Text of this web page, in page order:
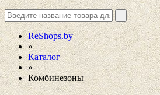
ReShops.by
»
Каталог
»
Комбинезоны